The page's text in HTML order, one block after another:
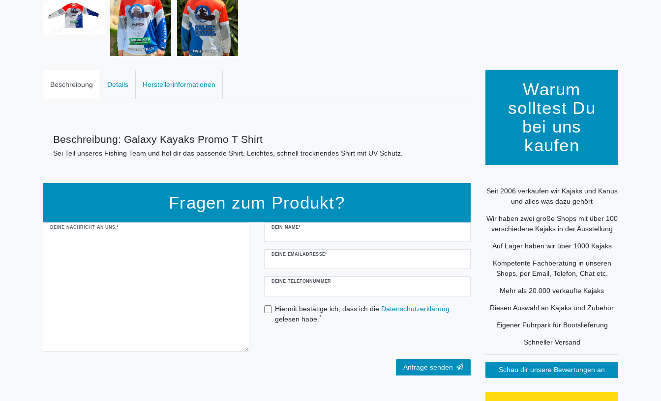
Beschreibung Details Herstellerinformationen
Beschreibung: Galaxy Kayaks Promo T Shirt
Sei Teil unseres Fishing Team und hol dir das passende Shirt. Leichtes, schnell trocknendes Shirt mit UV Schutz.
Fragen zum Produkt?
DEINE NACHRICHT AN UNS.* DEIN NAME*
DEINE EMAILADRESSE*
DEINE TELEFONNUMMER
Hiermit bestätige ich, dass ich die Daten­schutz­erklärung
gelesen habe. *
Ceres::Template.mailFormHoneypotLabel
Anfrage senden
Warum
solltest Du
bei uns
kaufen
Seit 2006 verkaufen wir Kajaks und Kanus
und alles was dazu gehört
Wir haben zwei große Shops mit über 100
verschiedene Kajaks in der Ausstellung
Auf Lager haben wir über 1000 Kajaks
Kompetente Fachberatung in unseren
Shops, per Email, Telefon, Chat etc.
Mehr als 20.000 verkaufte Kajaks
Riesen Auswahl an Kajaks und Zubehör
Eigener Fuhrpark für Bootslieferung
Schneller Versand
Schau dir unsere Bewertungen an